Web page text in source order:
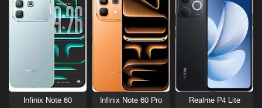
Realme P4 Lite
Infinix Note 60 Pro
Infinix Note 60